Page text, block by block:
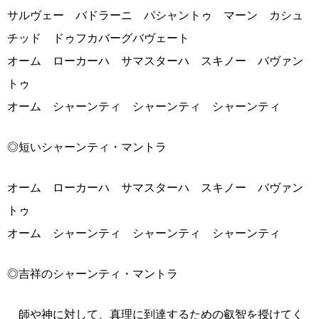
サルヴェー バドラーニ パシャントゥ マーン カシュ
チッド ドゥフカバーグバヴェート
オーム ローカーハ サマスターハ スキノー バヴァン
トゥ
オーム シャーンティ シャーンティ シャーンティ
◎短いシャーンティ・マントラ
オーム ローカーハ サマスターハ スキノー バヴァン
トゥ
オーム シャーンティ シャーンティ シャーンティ
◎吉祥のシャーンティ・マントラ
師や神に対して、真理に到達するための叡智を授けてく